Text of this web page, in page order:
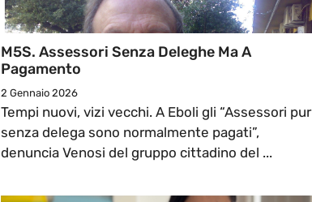
M5S. Assessori Senza Deleghe Ma A
Pagamento
2 Gennaio 2026
Tempi nuovi, vizi vecchi. A Eboli gli “Assessori pur
senza delega sono normalmente pagati”,
denuncia Venosi del gruppo cittadino del ...